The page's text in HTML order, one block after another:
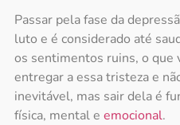
Passar pela fase da
luto e é considerado até
os sentimentos ruins, o que
entregar a essa tristeza e
inevitável, mas sair dela é
física, mental e emocional.